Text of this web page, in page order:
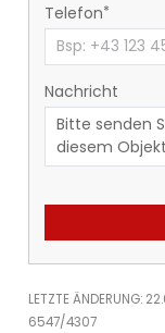
Telefon
Nachricht
LETZTE ÄNDERUNG:
6547/4307